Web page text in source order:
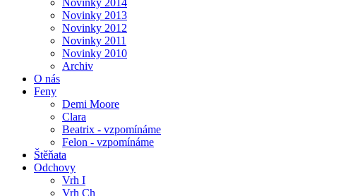
Novinky 2013
Novinky 2012
Novinky 2011
Novinky 2010
Archiv
O nás
Feny
Demi Moore
Clara
Beatrix - vzpomínáme
Felon - vzpomínáme
Štěňata
Odchovy
Vrh I
Vrh Ch